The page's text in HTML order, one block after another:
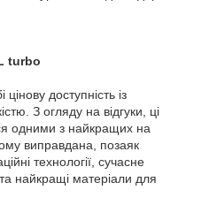
turbo
доступність із
З огляду на відгуки, ці
одними з найкращих на
виправдана, позаяк
технології, сучасне
найкращі матеріали для